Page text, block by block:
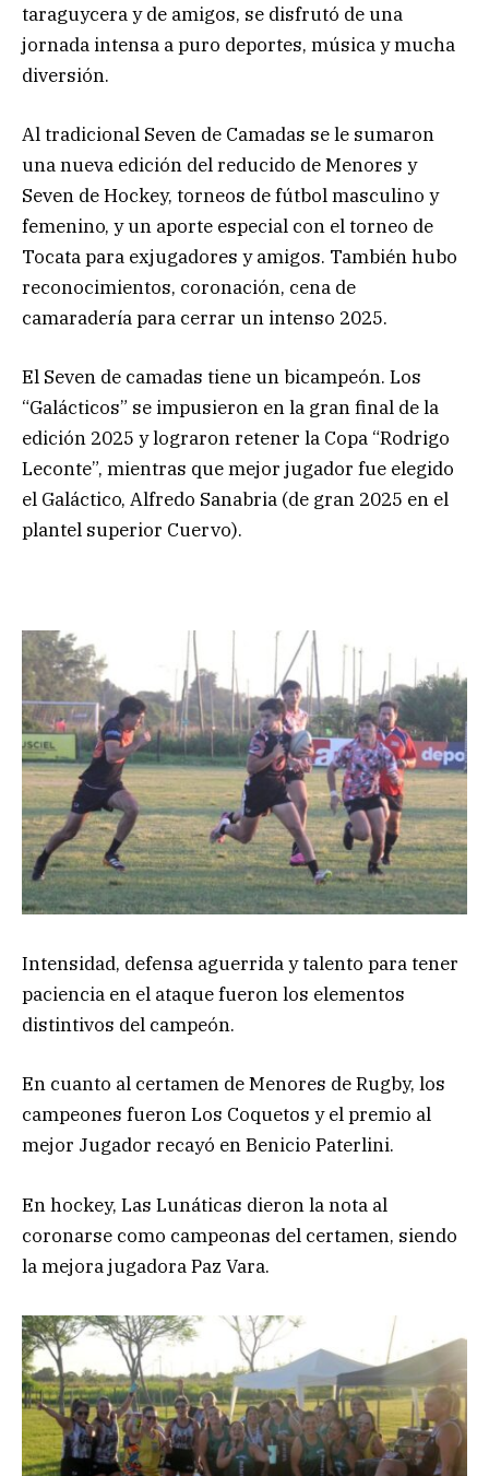
taraguycera y de amigos, se disfrutó de una
jornada intensa a puro deportes, música y mucha
diversión.
Al tradicional Seven de Camadas se le sumaron
una nueva edición del reducido de Menores y
Seven de Hockey, torneos de fútbol masculino y
femenino, y un aporte especial con el torneo de
Tocata para exjugadores y amigos. También hubo
reconocimientos, coronación, cena de
camaradería para cerrar un intenso 2025.
El Seven de camadas tiene un bicampeón. Los
“Galácticos” se impusieron en la gran final de la
edición 2025 y lograron retener la Copa “Rodrigo
Leconte”, mientras que mejor jugador fue elegido
el Galáctico, Alfredo Sanabria (de gran 2025 en el
plantel superior Cuervo).
Intensidad, defensa aguerrida y talento para tener
paciencia en el ataque fueron los elementos
distintivos del campeón.
En cuanto al certamen de Menores de Rugby, los
campeones fueron Los Coquetos y el premio al
mejor Jugador recayó en Benicio Paterlini.
En hockey, Las Lunáticas dieron la nota al
coronarse como campeonas del certamen, siendo
la mejora jugadora Paz Vara.